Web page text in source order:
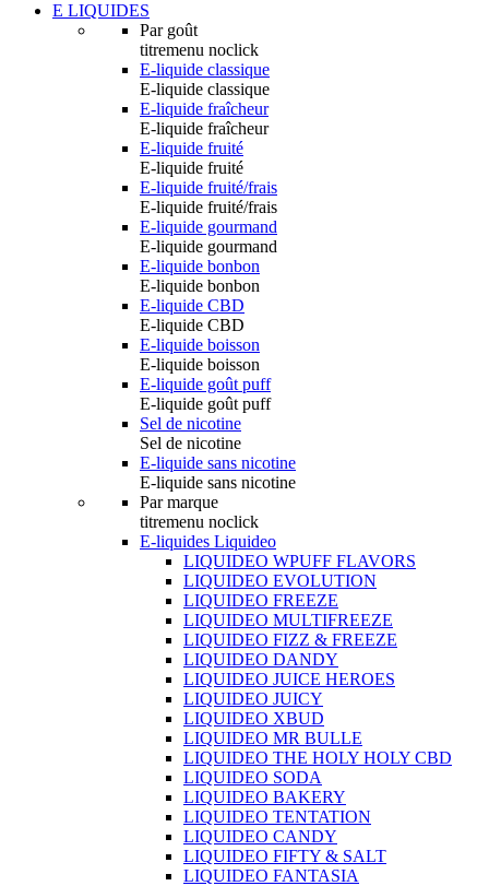
E LIQUIDES
Par goût
titremenu noclick
E-liquide classique
E-liquide classique
E-liquide fraîcheur
E-liquide fraîcheur
E-liquide fruité
E-liquide fruité
E-liquide fruité/frais
E-liquide fruité/frais
E-liquide gourmand
E-liquide gourmand
E-liquide bonbon
E-liquide bonbon
E-liquide CBD
E-liquide CBD
E-liquide boisson
E-liquide boisson
E-liquide goût puff
E-liquide goût puff
Sel de nicotine
Sel de nicotine
E-liquide sans nicotine
E-liquide sans nicotine
Par marque
titremenu noclick
E-liquides Liquideo
LIQUIDEO WPUFF FLAVORS
LIQUIDEO EVOLUTION
LIQUIDEO FREEZE
LIQUIDEO MULTIFREEZE
LIQUIDEO FIZZ & FREEZE
LIQUIDEO DANDY
LIQUIDEO JUICE HEROES
LIQUIDEO JUICY
LIQUIDEO XBUD
LIQUIDEO MR BULLE
LIQUIDEO THE HOLY HOLY CBD
LIQUIDEO SODA
LIQUIDEO BAKERY
LIQUIDEO TENTATION
LIQUIDEO CANDY
LIQUIDEO FIFTY & SALT
LIQUIDEO FANTASIA